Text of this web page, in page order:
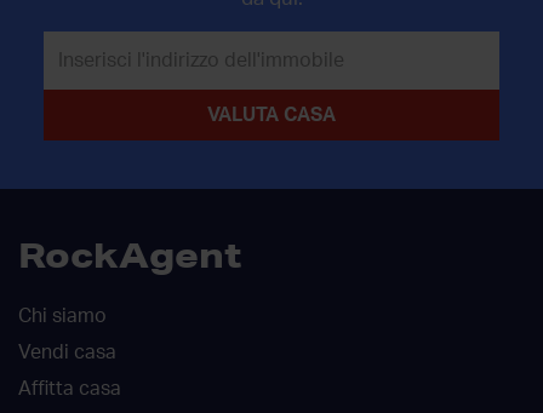
RockAgent
Chi siamo
Vendi casa
Affitta casa